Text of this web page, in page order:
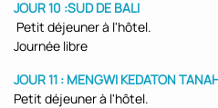
JOUR 10 :SUD DE BALI
Petit déjeuner à l'hôtel.
Journée libre
JOUR 11 : MENGWI KEDATON
Petit déjeuner à l'hôtel.